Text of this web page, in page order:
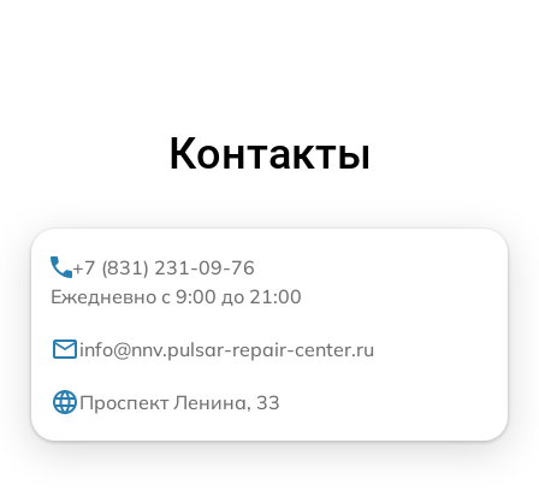
Контакты
+7 (831) 231-09-76
Ежедневно с 9:00 до 21:00
info@nnv.pulsar-repair-center.ru
Проспект Ленина, 33